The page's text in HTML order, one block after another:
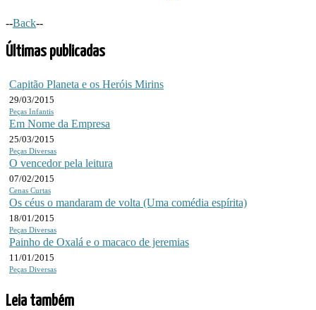
--Back--
Últimas publicadas
Capitão Planeta e os Heróis Mirins
29/03/2015
Peças Infantis
Em Nome da Empresa
25/03/2015
Peças Diversas
O vencedor pela leitura
07/02/2015
Cenas Curtas
Os céus o mandaram de volta (Uma comédia espírita)
18/01/2015
Peças Diversas
Painho de Oxalá e o macaco de jeremias
11/01/2015
Peças Diversas
Leia também